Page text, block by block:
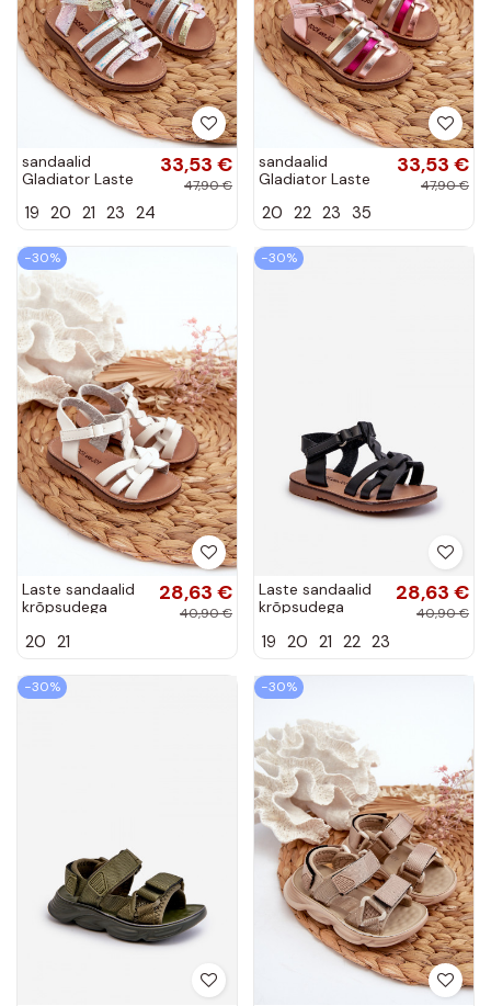
sandaalid
Gladiator Laste
krõpsudega
Mitmevärvilised
Radovia
33,53 €
47,90 €
19 20 21 23 24
sandaalid
Gladiator Laste
krõpsudega
Mitmevärvilised
Radovia
33,53 €
47,90 €
20 22 23 35
−30%
Laste sandaalid
krõpsudega
värvi Marimona
28,63 €
40,90 €
20 21
−30%
Laste sandaalid
krõpsudega
mustad
28,63 €
40,90 €
19 20 21 22 23
−30% −30%